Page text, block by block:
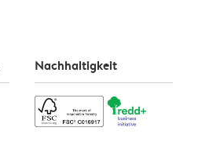
Nachhaltigkeit